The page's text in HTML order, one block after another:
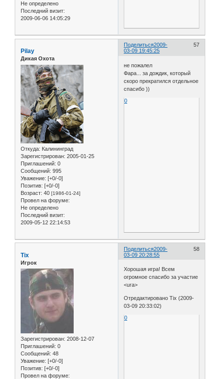
Не определено
Последний визит:
2009-06-06 14:05:29
Поделиться 57
2009-
03-09 19:45:25
Pilay
Дикая Охота
Откуда: Калининград
Зарегистрирован: 2005-01-25
Приглашений: 0
Сообщений: 995
Уважение: [+0/-0]
Позитив: [+0/-0]
Возраст: 40 [1986-01-24]
Провел на форуме:
Не определено
Последний визит:
2009-05-12 22:14:53
не пожалел
Фара... за дождик, который
скоро прекратился отдельное
спасибо ))
0
Поделиться 58
2009-
03-09 20:28:55
Tix
Игрок
Зарегистрирован: 2008-12-07
Приглашений: 0
Сообщений: 48
Уважение: [+0/-0]
Позитив: [+0/-0]
Провел на форуме:
Хорошая игра! Всем
огромное спасибо за участие
<ura>
Отредактировано Tix (2009-
03-09 20:33:02)
0